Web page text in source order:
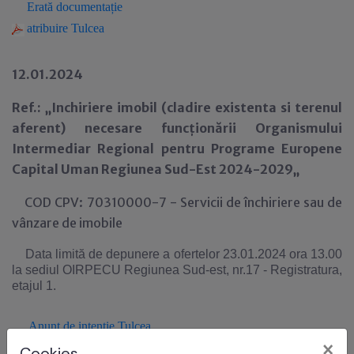
Erată documentație
atribuire Tulcea
12.01.2024
Ref.: „Inchiriere imobil (cladire existenta si terenul
aferent) necesare funcționării Organismului
Intermediar Regional pentru Programe Europene
Capital Uman Regiunea Sud-Est 2024-2029„
COD CPV: 70310000-7 - Servicii de închiriere sau de
vânzare de imobile
Data limită de depunere a ofertelor 23.01.2024 ora 13.00
la sediul OIRPECU Regiunea Sud-est, nr.17 - Registratura,
etajul 1.
Anunţde intentie Tulcea